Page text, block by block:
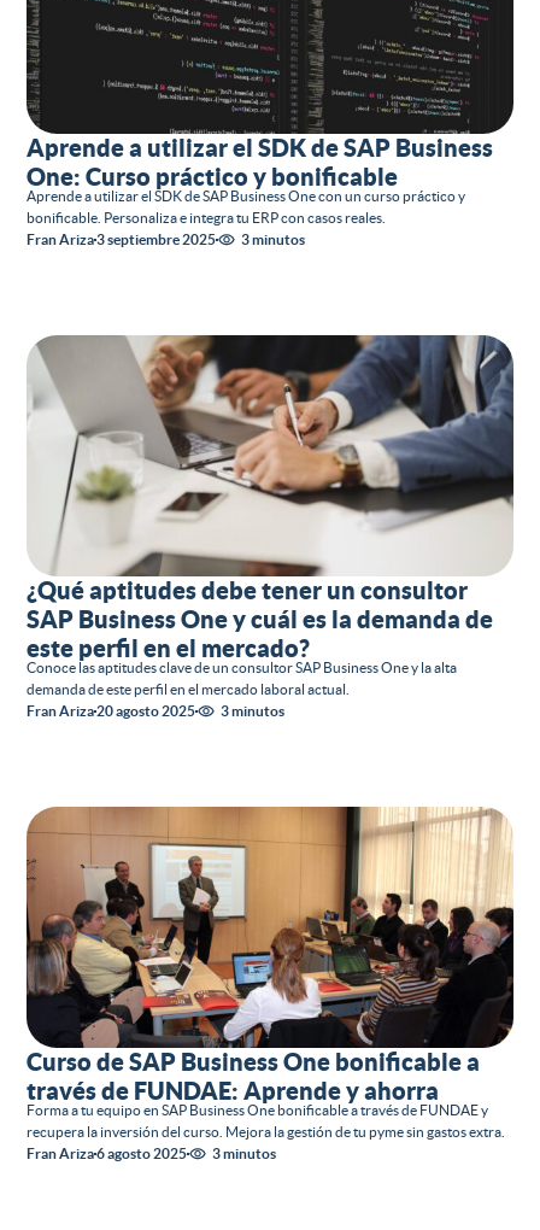
Aprende a utilizar el SDK de SAP Business
One: Curso práctico y bonificable
Aprende a utilizar el SDK de SAP Business One con un curso práctico y
bonificable. Personaliza e integra tu ERP con casos reales.
Fran Ariza3 septiembre 2025 3 minutos
¿Qué aptitudes debe tener un consultor
SAP Business One y cuál es la demanda de
este perfil en el mercado?
Conoce las aptitudes clave de un consultor SAP Business One y la alta
demanda de este perfil en el mercado laboral actual.
Fran Ariza20 agosto 2025 3 minutos
Curso de SAP Business One bonificable a
través de FUNDAE: Aprende y ahorra
Forma a tu equipo en SAP Business One bonificable a través de FUNDAE y
recupera la inversión del curso. Mejora la gestión de tu pyme sin gastos extra.
Fran Ariza6 agosto 2025 3 minutos